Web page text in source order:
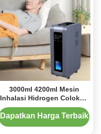
3000ml 4200ml Mesin
Inhalasi Hidrogen Colokan
Berisik Disesuaikan
Dapatkan Harga Terbaik